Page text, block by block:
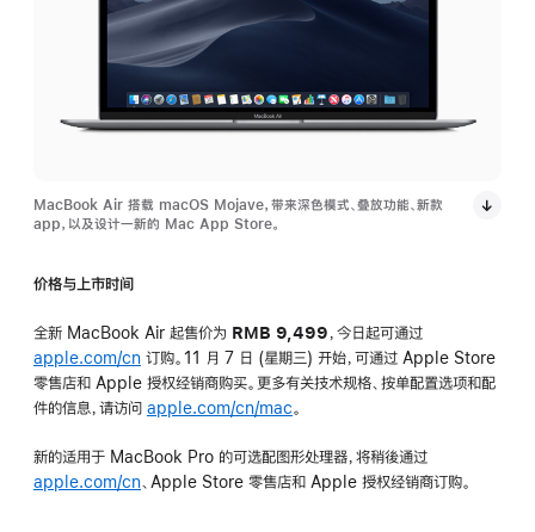
MacBook Air 搭载 macOS Mojave，带来深色模式、叠放功能、新款
app，以及设计一新的 Mac App Store。
价格与上市时间
全新 MacBook Air 起售价为 RMB 9,499 ，今日起可通过
apple.com/cn 订购。11 月 7 日 (星期三) 开始，可通过 Apple Store
零售店和 Apple 授权经销商购买。更多有关技术规格、按单配置选项和配
件的信息，请访问 apple.com/cn/mac 。
新的适用于 MacBook Pro 的可选配图形处理器，将稍後通过
apple.com/cn 、Apple Store 零售店和 Apple 授权经销商订购。